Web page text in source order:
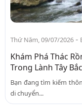
Thứ Năm, 09/07/2026 -
Khám Phá Thác
Trong Lành Tây Bắc
Bạn đang tìm kiếm
di chuyển...